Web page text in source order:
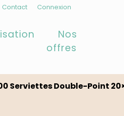
Contact Connexion
Nos
offres
Serviettes Double-Point